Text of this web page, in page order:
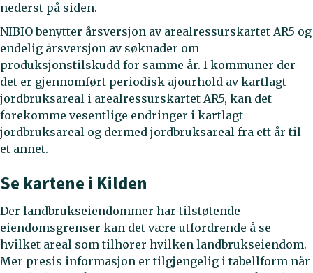
nederst på siden.
NIBIO benytter årsversjon av arealressurskartet AR5 og
endelig årsversjon av søknader om
produksjonstilskudd for samme år. I kommuner der
det er gjennomført periodisk ajourhold av kartlagt
jordbruksareal i arealressurskartet AR5, kan det
forekomme vesentlige endringer i kartlagt
jordbruksareal og dermed jordbruksareal fra ett år til
et annet.
Se kartene i Kilden
Der landbrukseiendommer har tilstøtende
eiendomsgrenser kan det være utfordrende å se
hvilket areal som tilhører hvilken landbrukseiendom.
Mer presis informasjon er tilgjengelig i tabellform når